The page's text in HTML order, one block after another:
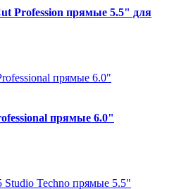
Profession прямые 5.5" для
прямые 6.0"